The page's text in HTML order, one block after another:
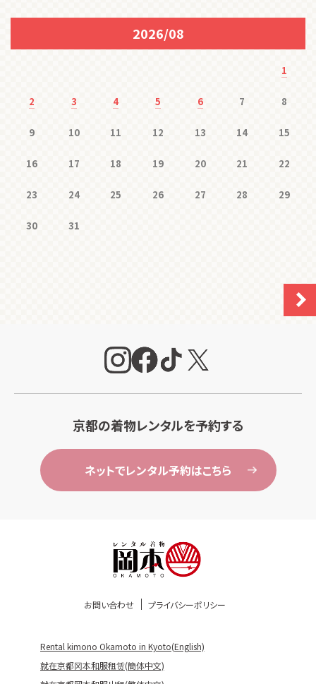
2026/08
1
2 3 4 5 6 7 8
9 10 11 12 13 14 15
16 17 18 19 20 21 22
23 24 25 26 27 28 29
30 31
京都の着物レンタルを予約する
ネットでレンタル予約はこちら
お問い合わせ プライバシーポリシー
Rental kimono Okamoto in Kyoto(English)
就在京都冈本和服租赁(簡体中文)